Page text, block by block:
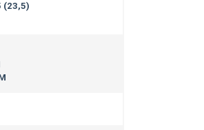
(23,5)